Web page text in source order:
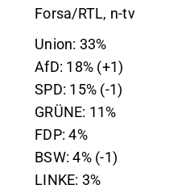
Forsa/RTL, n-tv
Union: 33%
AfD: 18% (+1)
SPD: 15% (-1)
GRÜNE: 11%
FDP: 4%
BSW: 4% (-1)
LINKE: 3%